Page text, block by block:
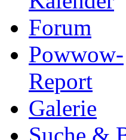
Forum
Powwow-
Report
Galerie
Suche &